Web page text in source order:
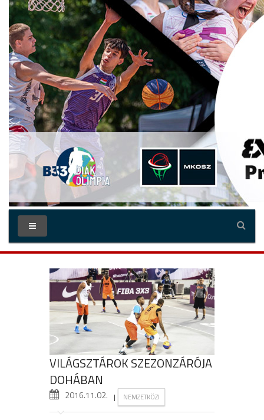
VILÁGSZTÁROK SZEZONZÁRÓJA
DOHÁBAN
2016.11.02. | NEMZETKÖZI